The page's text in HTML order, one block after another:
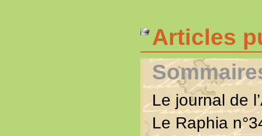
Articles
Le journal de
Le Raphia